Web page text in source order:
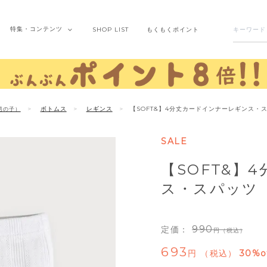
特集・ コンテンツ SHOP LIST もくもくポイント
の子） ボトムス レギンス 【SOFT&】4分丈カードインナーレギンス・
SALE
【SOFT&】
ス・スパッツ
定価： 990 （税込）
693 税込